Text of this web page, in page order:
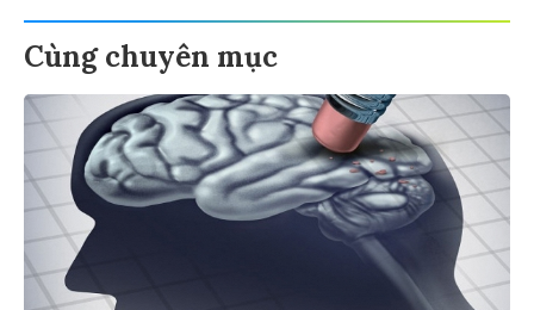
Cùng chuyên mục